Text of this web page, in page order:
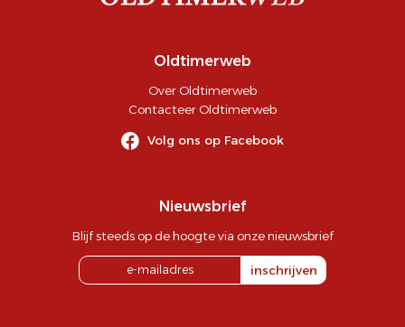
Oldtimerweb
Over Oldtimerweb
Contacteer Oldtimerweb
Volg ons op Facebook
Nieuwsbrief
Blijf steeds op de hoogte via onze nieuwsbrief
inschrijven